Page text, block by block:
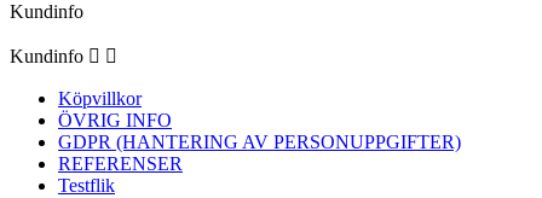
Kundinfo
Kundinfo  
Köpvillkor
ÖVRIG INFO
GDPR (HANTERING AV PERSONUPPGIFTER)
REFERENSER
Testflik